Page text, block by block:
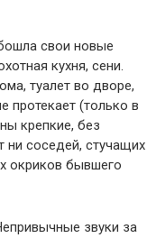
свои новые
кухня, сени.
туалет во дворе,
протекает (только в
крепкие, без
ни соседей, стучащих
окриков бывшего
звуки за